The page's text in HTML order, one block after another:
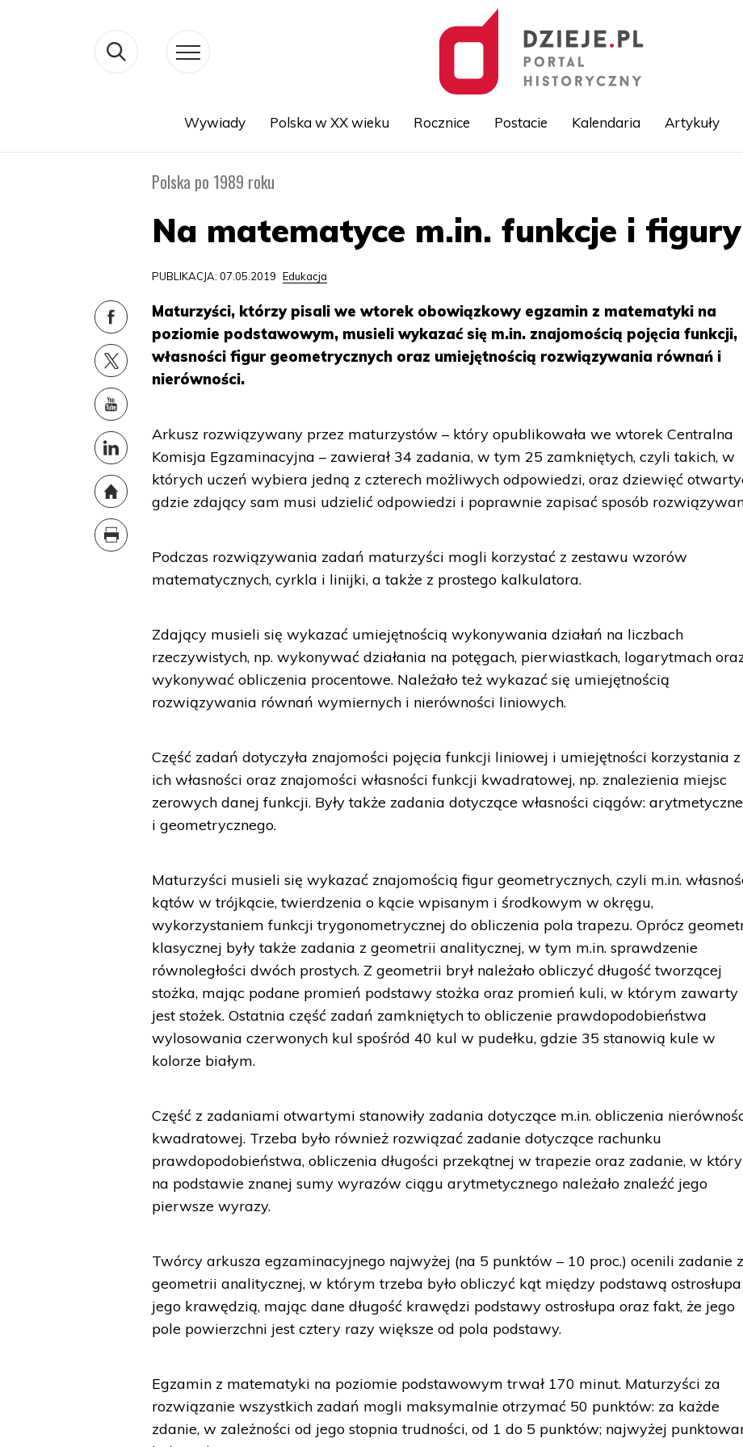
Wywiady Polska w XX wieku Rocznice Postacie Kalendaria Artykuły
Polska po 1989 roku
Na matematyce m.in. funkcje i
PUBLIKACJA: 07.05.2019 Edukacja
Maturzyści, którzy pisali we wtorek obowiązkowy egzamin z matematyki na
poziomie podstawowym, musieli wykazać się m.in. znajomością pojęcia funkcji,
własności figur geometrycznych oraz umiejętnością rozwiązywania równań i
nierówności.
Arkusz rozwiązywany przez maturzystów – który opublikowała we wtorek Centralna
Komisja Egzaminacyjna – zawierał 34 zadania, w tym 25 zamkniętych, czyli takich, w
których uczeń wybiera jedną z czterech możliwych odpowiedzi, oraz dziewięć
gdzie zdający sam musi udzielić odpowiedzi i poprawnie zapisać sposób
Podczas rozwiązywania zadań maturzyści mogli korzystać z zestawu wzorów
matematycznych, cyrkla i linijki, a także z prostego kalkulatora.
Zdający musieli się wykazać umiejętnością wykonywania działań na liczbach
rzeczywistych, np. wykonywać działania na potęgach, pierwiastkach, logarytmach
wykonywać obliczenia procentowe. Należało też wykazać się umiejętnością
rozwiązywania równań wymiernych i nierówności liniowych.
Część zadań dotyczyła znajomości pojęcia funkcji liniowej i umiejętności korzystania z
ich własności oraz znajomości własności funkcji kwadratowej, np. znalezienia miejsc
zerowych danej funkcji. Były także zadania dotyczące własności ciągów:
i geometrycznego.
Maturzyści musieli się wykazać znajomością figur geometrycznych, czyli m.in.
kątów w trójkącie, twierdzenia o kącie wpisanym i środkowym w okręgu,
wykorzystaniem funkcji trygonometrycznej do obliczenia pola trapezu. Oprócz
klasycznej były także zadania z geometrii analitycznej, w tym m.in. sprawdzenie
równoległości dwóch prostych. Z geometrii brył należało obliczyć długość tworzącej
stożka, mając podane promień podstawy stożka oraz promień kuli, w którym zawarty
jest stożek. Ostatnia część zadań zamkniętych to obliczenie prawdopodobieństwa
wylosowania czerwonych kul spośród 40 kul w pudełku, gdzie 35 stanowią kule w
kolorze białym.
Część z zadaniami otwartymi stanowiły zadania dotyczące m.in. obliczenia
kwadratowej. Trzeba było również rozwiązać zadanie dotyczące rachunku
prawdopodobieństwa, obliczenia długości przekątnej w trapezie oraz zadanie, w
na podstawie znanej sumy wyrazów ciągu arytmetycznego należało znaleźć jego
pierwsze wyrazy.
Twórcy arkusza egzaminacyjnego najwyżej (na 5 punktów – 10 proc.) ocenili zadanie z
geometrii analitycznej, w którym trzeba było obliczyć kąt między podstawą
jego krawędzią, mając dane długość krawędzi podstawy ostrosłupa oraz fakt, że jego
pole powierzchni jest cztery razy większe od pola podstawy.
Egzamin z matematyki na poziomie podstawowym trwał 170 minut. Maturzyści za
rozwiązanie wszystkich zadań mogli maksymalnie otrzymać 50 punktów: za każde
zdanie, w zależności od jego stopnia trudności, od 1 do 5 punktów; najwyżej